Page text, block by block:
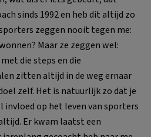
sinds 1992 en heb dit altijd zo
zeggen nooit tegen me:
Maar ze zeggen wel:
die steps en die
zitten altijd in de weg ernaar
zelf. Het is natuurlijk zo dat je
invloed op het leven van sporters
Er kwam laatst een